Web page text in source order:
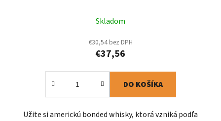
Skladom
€30,54 bez DPH
€37,56
DO KOŠÍKA
Užite si americkú bonded whisky, ktorá vzniká podľa